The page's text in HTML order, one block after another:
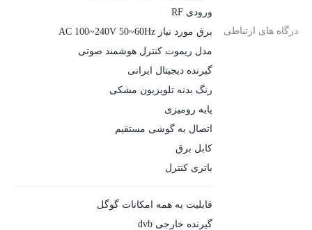
درگاه های ارتباطی
ورودی RF
برق مورد نیاز AC 100~240V 50~60Hz
مدل ریموت کنترل هوشمند صوتی
گیرنده دیجیتال ایرانی
رنگ بدنه تلویزیون مشکی
پایه رومیزی
اتصال به گوشی مستقیم
کابل برق
باتری کنترل
قابلیت به همه امکانات گوگل
گیرنده خارجی dvb